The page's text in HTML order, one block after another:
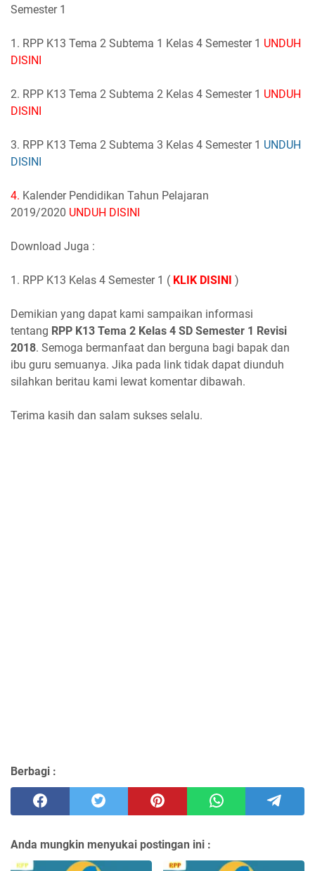
Semester 1
1. RPP K13 Tema 2 Subtema 1 Kelas 4 Semester 1 UNDUH
DISINI
2. RPP K13 Tema 2 Subtema 2 Kelas 4 Semester 1 UNDUH
DISINI
3. RPP K13 Tema 2 Subtema 3 Kelas 4 Semester 1 UNDUH
DISINI
4. Kalender Pendidikan Tahun Pelajaran
2019/2020 UNDUH DISINI
Download Juga :
1. RPP K13 Kelas 4 Semester 1 ( KLIK DISINI )
Demikian yang dapat kami sampaikan informasi
tentang RPP K13 Tema 2 Kelas 4 SD Semester 1 Revisi
2018. Semoga bermanfaat dan berguna bagi bapak dan
ibu guru semuanya. Jika pada link tidak dapat diunduh
silahkan beritau kami lewat komentar dibawah.
Terima kasih dan salam sukses selalu.
Berbagi :
Anda mungkin menyukai postingan ini :